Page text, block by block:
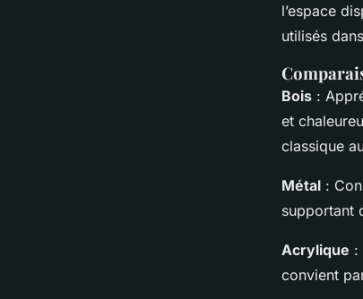
l’espace
utilisés
Bois :
et
classique
Métal :
supportant
Acrylique :
convient